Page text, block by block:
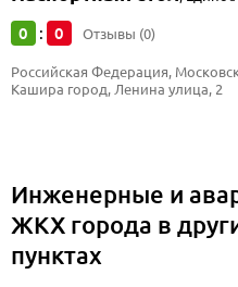
0 : 0 Отзывы (0)
Российская Федерация,
Кашира город, Ленина улица, 2
Инженерные и
ЖКХ города в
пунктах